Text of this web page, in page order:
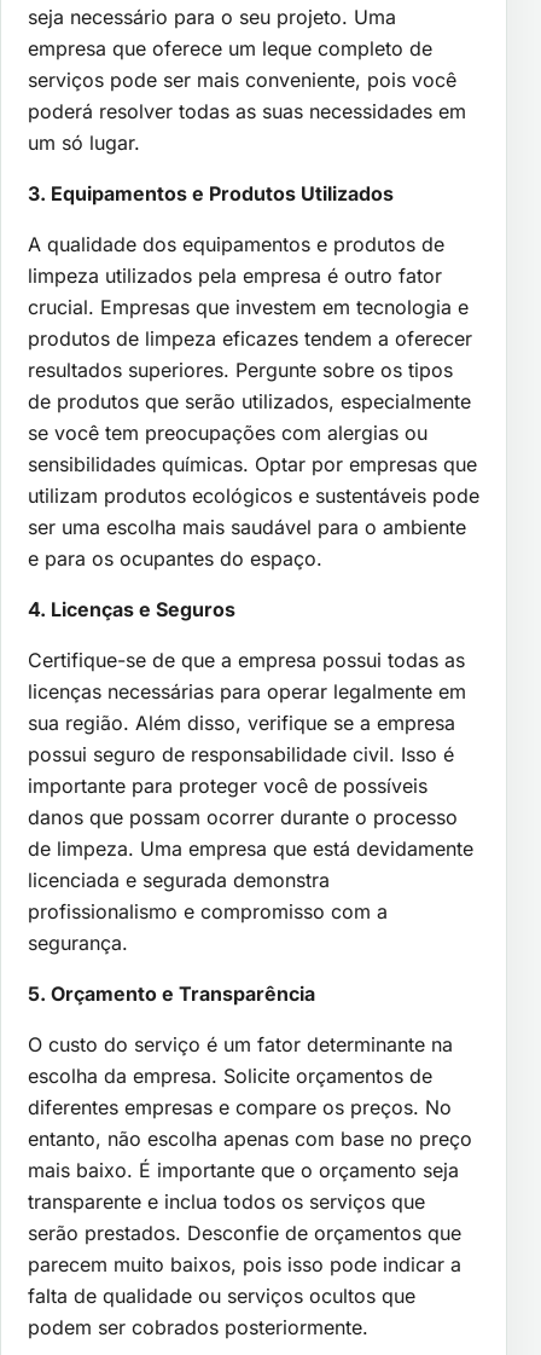
seja necessário para o seu projeto. Uma
empresa que oferece um leque completo de
serviços pode ser mais conveniente, pois você
poderá resolver todas as suas necessidades em
um só lugar.
3. Equipamentos e Produtos Utilizados
A qualidade dos equipamentos e produtos de
limpeza utilizados pela empresa é outro fator
crucial. Empresas que investem em tecnologia e
produtos de limpeza eficazes tendem a oferecer
resultados superiores. Pergunte sobre os tipos
de produtos que serão utilizados, especialmente
se você tem preocupações com alergias ou
sensibilidades químicas. Optar por empresas que
utilizam produtos ecológicos e sustentáveis pode
ser uma escolha mais saudável para o ambiente
e para os ocupantes do espaço.
4. Licenças e Seguros
Certifique-se de que a empresa possui todas as
licenças necessárias para operar legalmente em
sua região. Além disso, verifique se a empresa
possui seguro de responsabilidade civil. Isso é
importante para proteger você de possíveis
danos que possam ocorrer durante o processo
de limpeza. Uma empresa que está devidamente
licenciada e segurada demonstra
profissionalismo e compromisso com a
segurança.
5. Orçamento e Transparência
O custo do serviço é um fator determinante na
escolha da empresa. Solicite orçamentos de
diferentes empresas e compare os preços. No
entanto, não escolha apenas com base no preço
mais baixo. É importante que o orçamento seja
transparente e inclua todos os serviços que
serão prestados. Desconfie de orçamentos que
parecem muito baixos, pois isso pode indicar a
falta de qualidade ou serviços ocultos que
podem ser cobrados posteriormente.